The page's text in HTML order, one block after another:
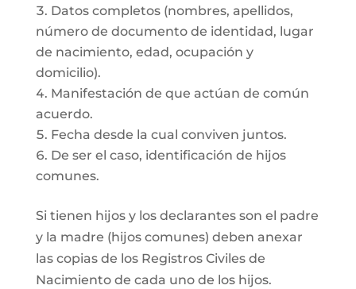
Datos completos (nombres, apellidos,
número de documento de identidad, lugar
de nacimiento, edad, ocupación y
domicilio).
Manifestación de que actúan de común
acuerdo.
Fecha desde la cual conviven juntos.
De ser el caso, identificación de hijos
comunes.
Si tienen hijos y los declarantes son el padre
y la madre (hijos comunes) deben anexar
las copias de los Registros Civiles de
Nacimiento de cada uno de los hijos.